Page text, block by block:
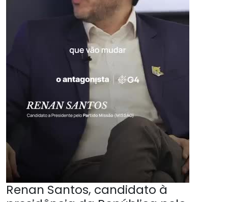
Renan Santos, candidato à